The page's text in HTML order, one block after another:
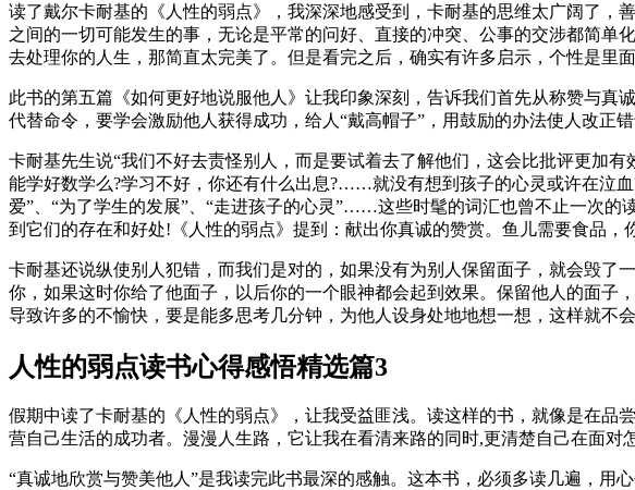
读了戴尔卡耐基的《人性的弱点》，我深深地感受到，卡耐基的思维太广阔了，
之间的一切可能发生的事，无论是平常的问好、直接的冲突、公事的交涉都简
去处理你的人生，那简直太完美了。但是看完之后，确实有许多启示，个性是里
此书的第五篇《如何更好地说服他人》让我印象深刻，告诉我们首先从称赞与
代替命令，要学会激励他人获得成功，给人“戴高帽子”，用鼓励的办法使人改正
卡耐基先生说“我们不好去责怪别人，而是要试着去了解他们，这会比批评更加
能学好数学么?学习不好，你还有什么出息?……就没有想到孩子的心灵或许在泣
爱”、“为了学生的发展”、“走进孩子的心灵”……这些时髦的词汇也曾不止一次
到它们的存在和好处!《人性的弱点》提到：献出你真诚的赞赏。鱼儿需要食品
卡耐基还说纵使别人犯错，而我们是对的，如果没有为别人保留面子，就会毁
你，如果这时你给了他面子，以后你的一个眼神都会起到效果。保留他人的面子
导致许多的不愉快，要是能多思考几分钟，为他人设身处地地想一想，这样就不
人性的弱点读书心得感悟精选篇3
假期中读了卡耐基的《人性的弱点》，让我受益匪浅。读这样的书，就像是在
营自己生活的成功者。漫漫人生路，它让我在看清来路的同时,更清楚自己在面对
“真诚地欣赏与赞美他人”是我读完此书最深的感触。这本书，必须多读几遍，用